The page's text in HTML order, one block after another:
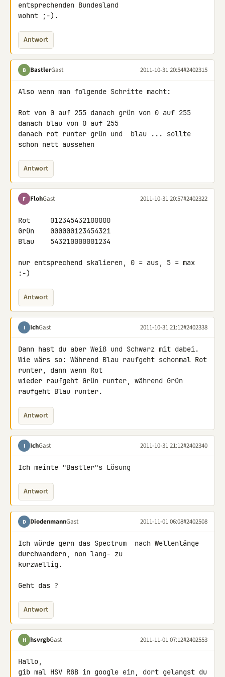
entsprechenden Bundesland
wohnt ;-).
Antwort
B BastlerGast 2011-10-31 20:54#2402315
Also wenn man folgende Schritte macht:
Rot von 0 auf 255 danach grün von 0 auf 255
danach blau von 0 auf 255
danach rot runter grün und  blau ... sollte
schon nett aussehen
Antwort
F FlohGast 2011-10-31 20:57#2402322
Rot     012345432100000
Grün    000000123454321
Blau    543210000001234
nur entsprechend skalieren, 0 = aus, 5 = max
:-)
Antwort
I IchGast 2011-10-31 21:12#2402338
Dann hast du aber Weiß und Schwarz mit dabei.
Wie wärs so: Während Blau raufgeht schonmal Rot
runter, dann wenn Rot
wieder raufgeht Grün runter, während Grün
raufgeht Blau runter.
Antwort
I IchGast 2011-10-31 21:12#2402340
Ich meinte "Bastler"s Lösung
Antwort
D DiodenmannGast 2011-11-01 06:08#2402508
Ich würde gern das Spectrum  nach Wellenlänge
durchwandern, non lang- zu
kurzwellig.
Geht das ?
Antwort
H hsvrgbGast 2011-11-01 07:12#2402553
Hallo,
gib mal HSV RGB in google ein, dort gelangst du